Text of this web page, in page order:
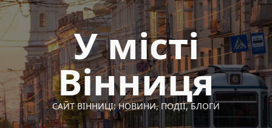
Перейти
до
вмісту
У місті
Вінниця
САЙТ ВІННИЦІ: НОВИНИ, ПОДІЇ, БЛОГИ